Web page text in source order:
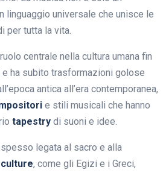
linguaggio universale che unisce le
per tutta la vita.
centrale nella cultura umana fin
ha subito trasformazioni golose
antica all’era contemporanea,
e stili musicali che hanno
tapestry di suoni e idee.
legata al sacro e alla
, come gli Egizi e i Greci,